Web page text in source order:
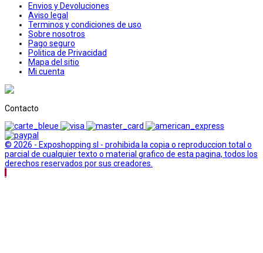
Envios y Devoluciones
Aviso legal
Terminos y condiciones de uso
Sobre nosotros
Pago seguro
Politica de Privacidad
Mapa del sitio
Mi cuenta
Contacto
© 2026 - Exposhopping sl - prohibida la copia o reproduccion total o
parcial de cualquier texto o material grafico de esta pagina, todos los
derechos reservados por sus creadores.